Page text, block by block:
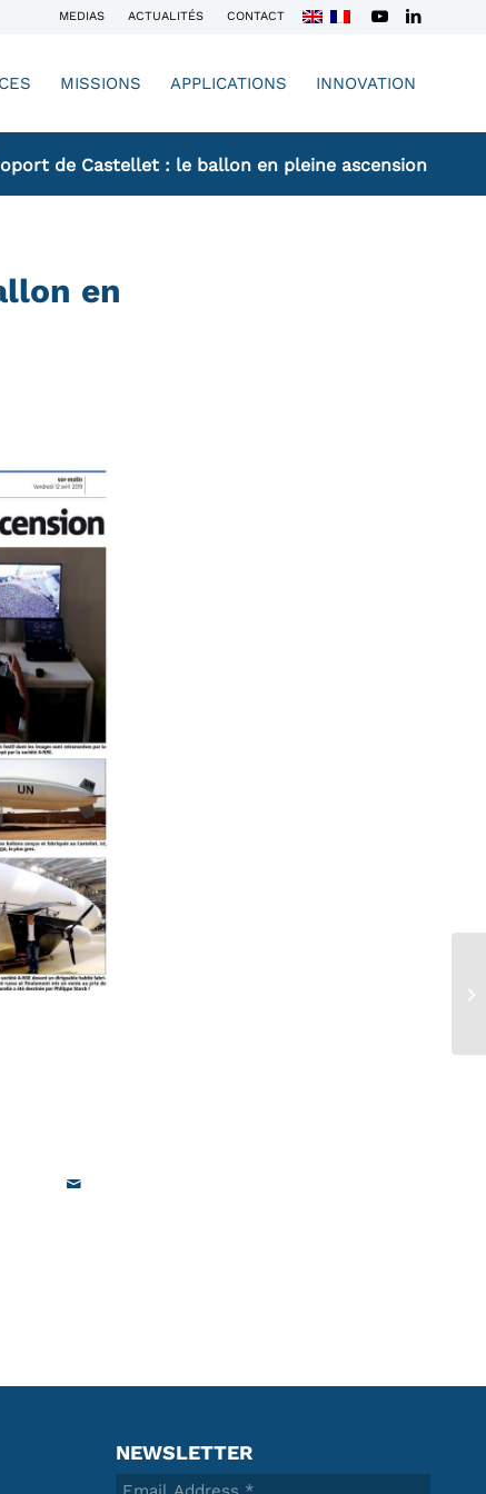
MEDIAS ACTUALITÉS CONTACT
MISSIONS APPLICATIONS INNOVATION
de Castellet : le ballon en pleine ascension
en
NEWSLETTER